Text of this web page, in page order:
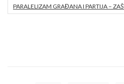
PARALELIZAM GRAĐANA I PARTIJA –